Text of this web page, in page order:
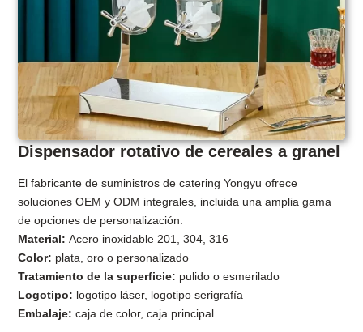
Dispensador rotativo de cereales a granel
El fabricante de suministros de catering Yongyu ofrece
soluciones OEM y ODM integrales, incluida una amplia gama
de opciones de personalización:
Material: Acero inoxidable 201, 304, 316
Color: plata, oro o personalizado
Tratamiento de la superficie: pulido o esmerilado
Logotipo: logotipo láser, logotipo serigrafía
Embalaje: caja de color, caja principal